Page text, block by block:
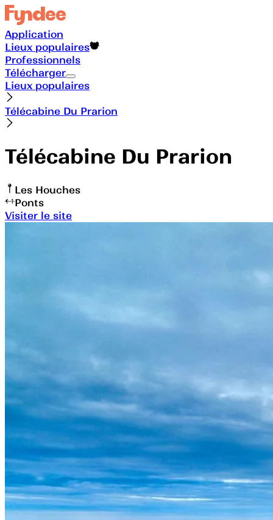
Application
Lieux populaires
Professionnels
Télécharger
Lieux populaires
Télécabine Du Prarion
Télécabine Du Prarion
Les Houches
Ponts
Visiter le site